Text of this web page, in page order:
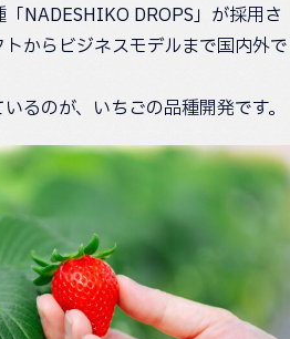
NADESHIKO DROPS」が採用さ
からビジネスモデルまで国内外で
るのが、いちごの品種開発です。